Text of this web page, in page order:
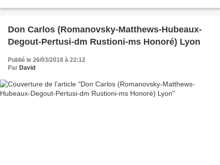
Don Carlos (Romanovsky-Matthews-Hubeaux-
Degout-Pertusi-dm Rustioni-ms Honoré) Lyon
Publié le 26/03/2018 à 22:12
Par David